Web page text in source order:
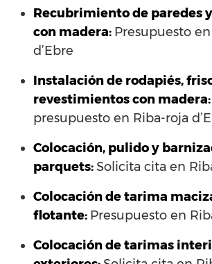
Recubrimiento de paredes
con madera: Presupuesto
d’Ebre
Instalación de rodapiés,
revestimientos con madera:
presupuesto en Riba-roja
Colocación, pulido y
parquets:Solicita cita en
Colocación de tarima
flotante: Presupuesto en
Colocación de tarimas